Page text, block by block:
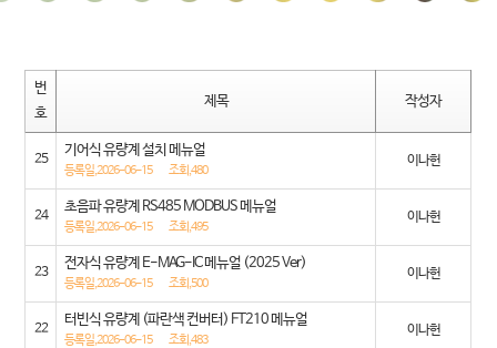
번
호
제목 작성자
25
기어식 유량계 설치 메뉴얼
등록일,2026-06-15 조회,480
이나헌
24
초음파 유량계 RS485 MODBUS 메뉴얼
등록일,2026-06-15 조회,495
이나헌
23
전자식 유량계 E-MAG-IC 메뉴얼 (2025 Ver)
등록일,2026-06-15 조회,500
이나헌
22
터빈식 유량계 (파란색 컨버터) FT210 메뉴얼
등록일,2026-06-15 조회,483
이나헌